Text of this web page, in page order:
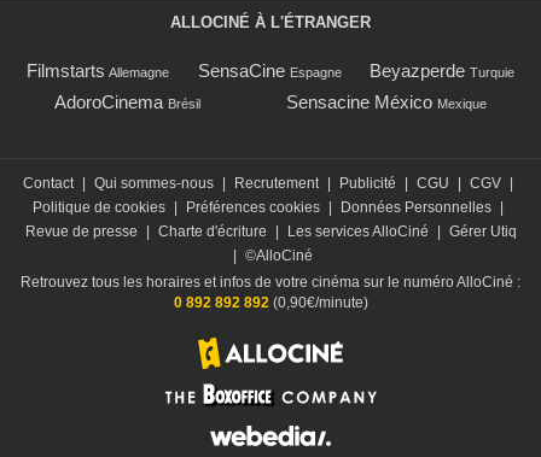
ALLOCINÉ À L'ÉTRANGER
Filmstarts Allemagne SensaCine Espagne Beyazperde Turquie
AdoroCinema Brésil Sensacine México Mexique
Contact Qui sommes-nous Recrutement Publicité CGU CGV
Politique de cookies
Préférences cookies Données Personnelles
Revue de presse
Charte d'écriture Les services AlloCiné
Gérer Utiq
©AlloCiné
Retrouvez tous les horaires et infos de votre cinéma sur le numéro AlloCiné :
0 892 892 892(0,90€/minute)